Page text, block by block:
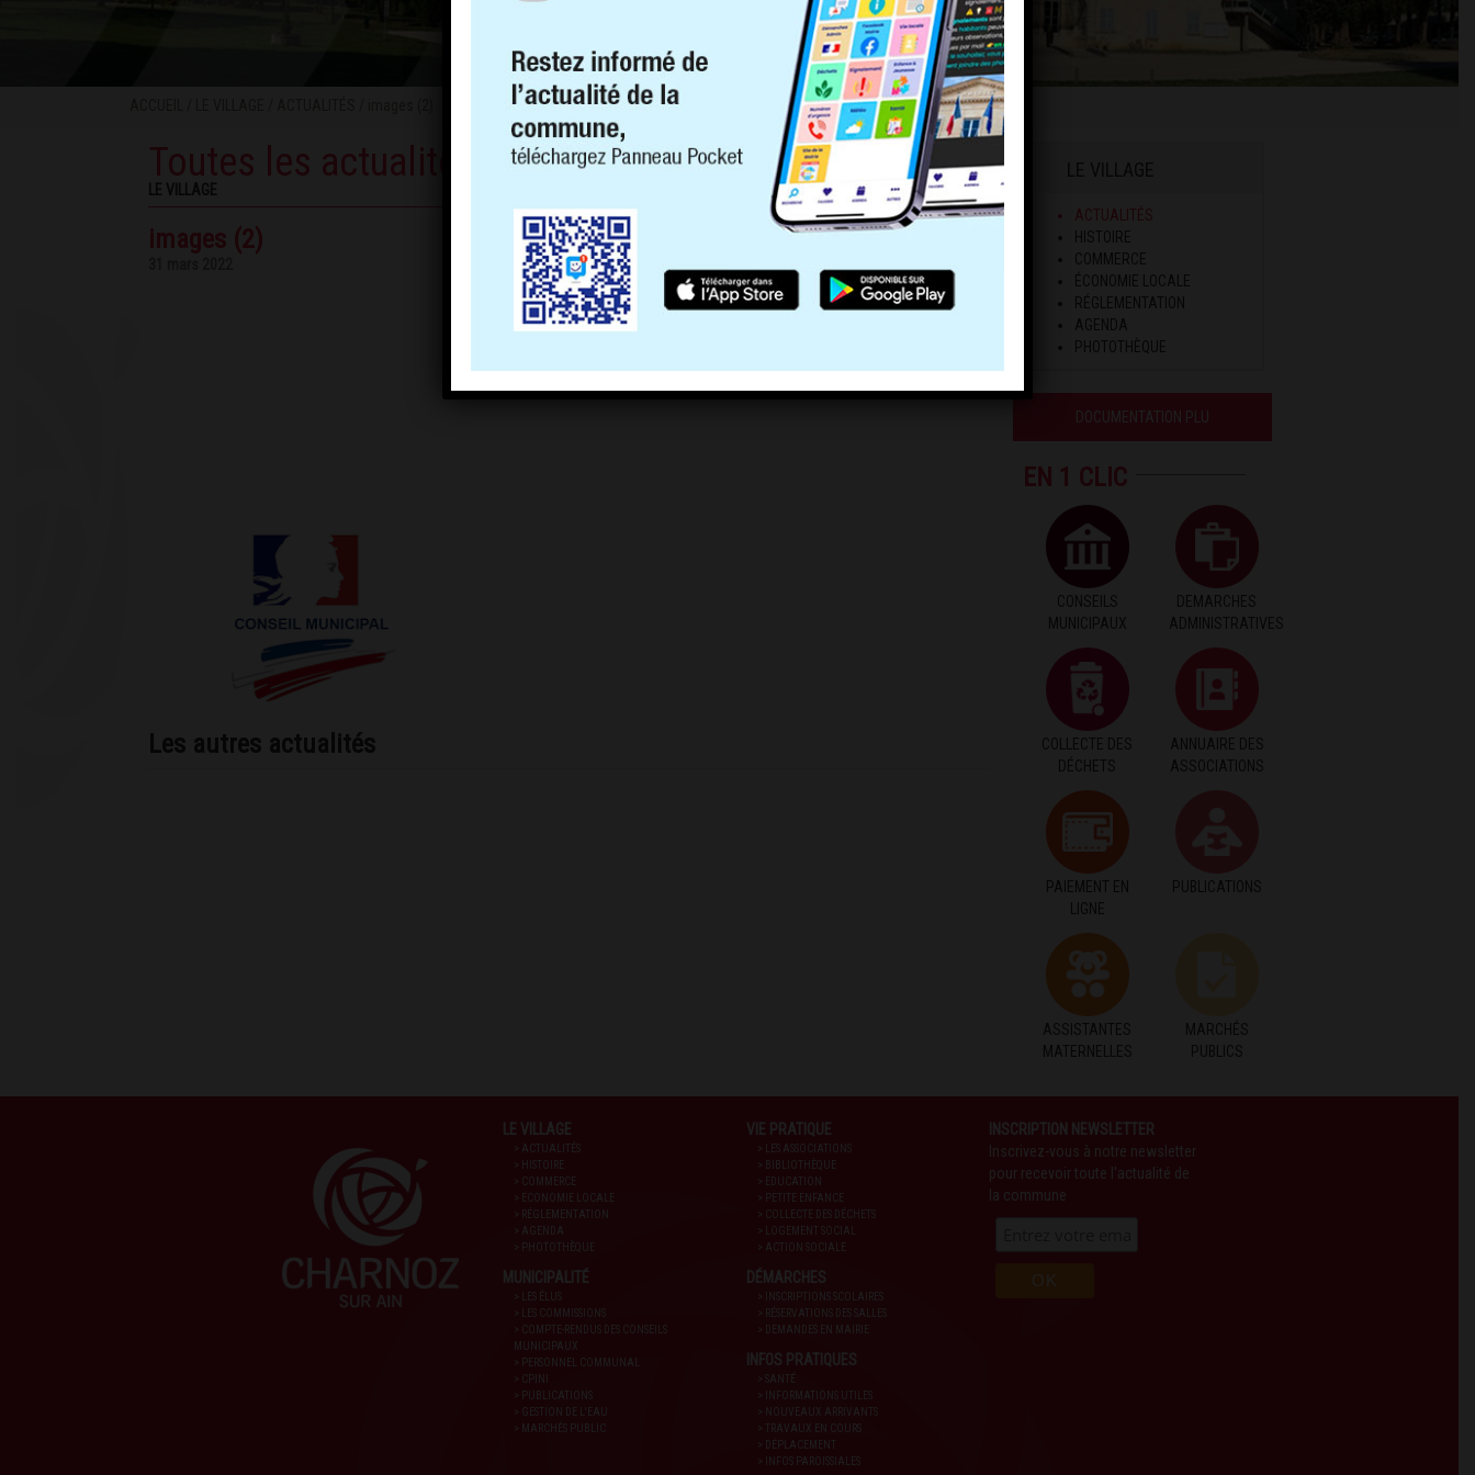
Toutes les actualités
LE VILLAGE
images (2)
Les autres actualités
ACTUALITÉS
HISTOIRE
COMMERCE
ÉCONOMIE LOCALE
RÉGLEMENTATION
AGENDA
PHOTOTHÈQUE
DOCUMENTATION PLU
EN 1 CLIC
CONSEILS
MUNICIPAUX
DEMARCHES
ADMINISTRATIVES
COLLECTE DES
DÉCHETS
ANNUAIRE DES
ASSOCIATIONS
PAIEMENT EN
LIGNE
PUBLICATIONS
ASSISTANTES
MATERNELLES
MARCHÉS
PUBLICS
LE VILLAGE
> ACTUALITÉS
> HISTOIRE
> COMMERCE
> ECONOMIE LOCALE
> RÉGLEMENTATION
> AGENDA
MUNICIPALITÉ
> COMPTE-RENDUS DES CONSEILS
MUNICIPAUX
> PERSONNEL COMMUNAL
> CPINI
> PUBLICATIONS
> GESTION DE L'EAU
> MARCHÉS PUBLIC
VIE PRATIQUE
> LES ASSOCIATIONS
> BIBLIOTHÈQUE
> EDUCATION
> PETITE ENFANCE
> LOGEMENT SOCIAL
> ACTION SOCIALE
DÉMARCHES
> INSCRIPTIONS SCOLAIRES
> RÉSERVATIONS DES SALLES
> DEMANDES EN MAIRIE
INFOS PRATIQUES
> SANTÉ
> INFORMATIONS UTILES
> NOUVEAUX ARRIVANTS
> TRAVAUX EN COURS
> DÉPLACEMENT
> INFOS PAROISSIALES
INSCRIPTION NEWSLETTER
Inscrivez-vous à notre newsletter
pour recevoir toute l'actualité de
la commune